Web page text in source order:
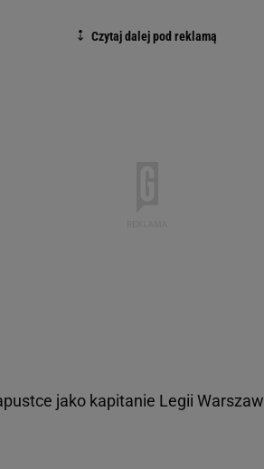
jako kapitanie Legii